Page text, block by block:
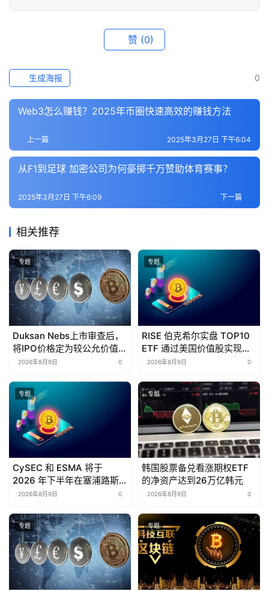
赞 (0)
0
生成海报
Web3怎么赚钱？2025年币圈快速高效的赚钱方法
上一篇 2025年3月27日 下午6:04
从F1到足球 加密公司为何豪掷千万赞助体育赛事？
下一篇
2025年3月27日 下午6:09
相关推荐
专题
Duksan Nebs上市审查后，
将IPO价格定为较公允价值低
39%
2026年8月9日 0
专题
RISE 伯克希尔实盘 TOP10
ETF 通过美国价值股实现年
初至今 7.51% 的回报率
2026年8月9日 0
专题
CySEC 和 ESMA 将于
2026 年下半年在塞浦路斯
启动加密货币托管审计
2026年8月9日 0
专题
韩国股票备兑看涨期权ETF
的净资产达到26万亿韩元
2026年8月9日 0
专题 专题